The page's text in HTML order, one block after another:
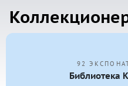
92
Библиотека